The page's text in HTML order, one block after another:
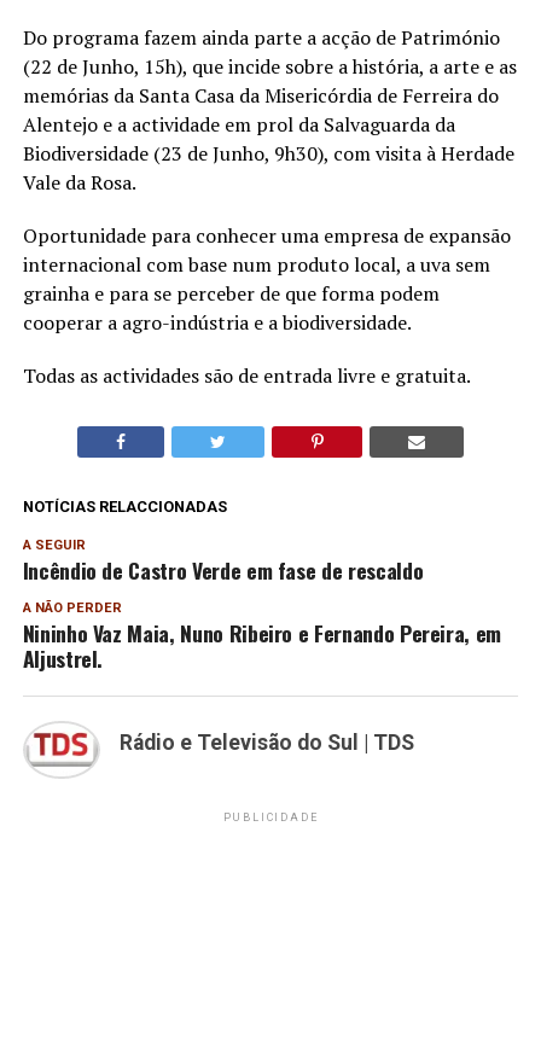
Do programa fazem ainda parte a acção dePatrimónio
(22 de Junho, 15h), que incide sobre a história, a arte e as
memórias da Santa Casa da Misericórdia de Ferreira do
Alentejo e a actividade em prol da Salvaguarda da
Biodiversidade (23 de Junho, 9h30), com visita à Herdade
Vale da Rosa.
Oportunidade para conhecer uma empresa de expansão
internacional com base num produto local, a uva sem
grainha e para se perceber de que forma podem
cooperar a agro-indústria e a biodiversidade.
Todas as actividades são de entrada livre e gratuita.
NOTÍCIAS RELACCIONADAS
A SEGUIR
Incêndio de Castro Verde em fase de rescaldo
A NÃO PERDER
Nininho Vaz Maia, Nuno Ribeiro e Fernando Pereira, em
Aljustrel.
Rádio e Televisão do Sul | TDS
PUBLICIDADE